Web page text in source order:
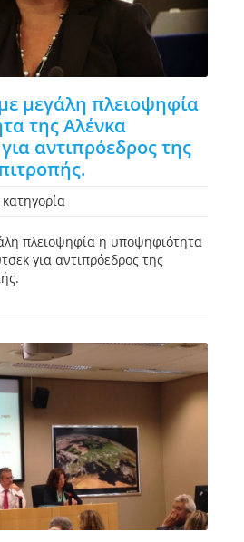
μεγάλη πλειοψηφία
της Αλένκα
αντιπρόεδρος της
πλειοψηφία η υποψηφιότητα
για αντιπρόεδρος της